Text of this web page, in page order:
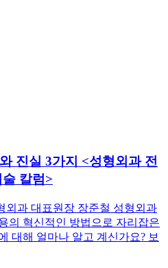
진실 3가지 <성형외과 전
칼럼>
외과 대표원장 장준철 성형외과
의 혁신적인 방법으로 자리잡은
대해 얼마나 알고 계신가요? 보